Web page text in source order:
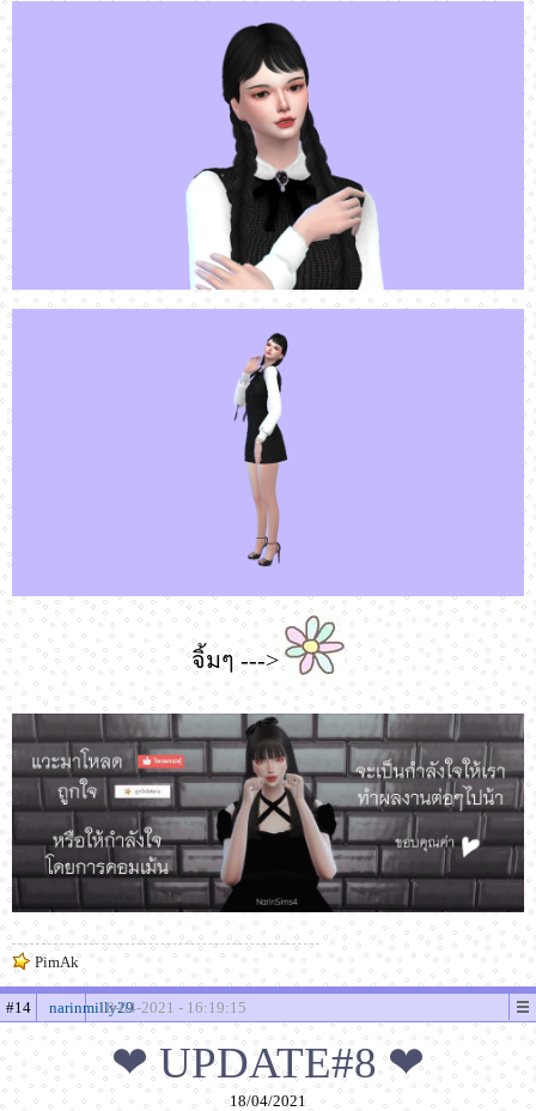
จิ้มๆ --->
PimAk
#14 narinmilly2918-04-2021 - 16:19:15
❤ UPDATE#8 ❤
18/04/2021